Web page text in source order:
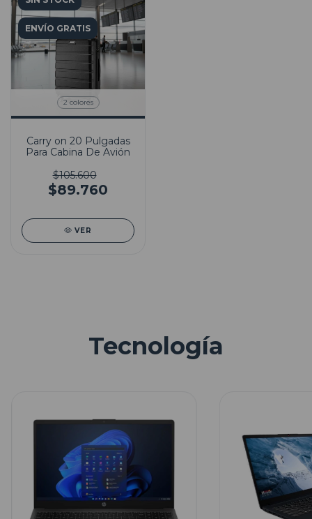
ENVÍO GRATIS
2 colores
Carry on 20 Pulgadas
Para Cabina De Avión
$105.600
$89.760
VER
Tecnología